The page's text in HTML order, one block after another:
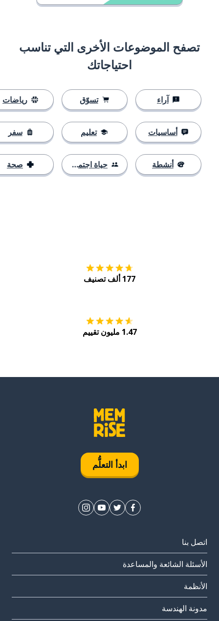
تصفح الموضوعات الأخرى التي تناسب
احتياجاتك
آراء
أساسيات
أنشطة
تسوّق
تعليم
حياة اجتماعية
رياضات
سفر
صحة
177 ألف تصنيف
1.47 مليون تقييم
ابدأ التعلُّم
اتصل بنا
الأسئلة الشائعة والمساعدة
الأنظمة
مدونة الهندسة